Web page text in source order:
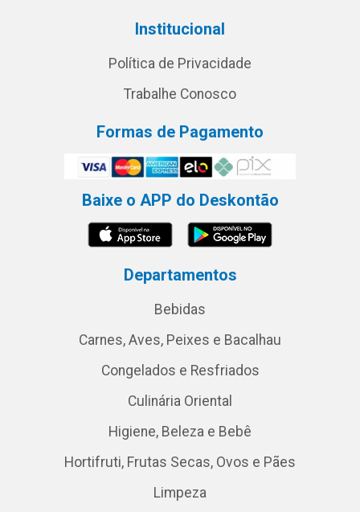
Institucional
Política de Privacidade
Trabalhe Conosco
Formas de Pagamento
Baixe o APP do Deskontão
Departamentos
Bebidas
Carnes, Aves, Peixes e Bacalhau
Congelados e Resfriados
Culinária Oriental
Higiene, Beleza e Bebê
Hortifruti, Frutas Secas, Ovos e Pães
Limpeza